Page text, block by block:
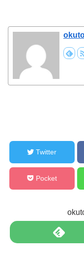
Twitter
Pocket